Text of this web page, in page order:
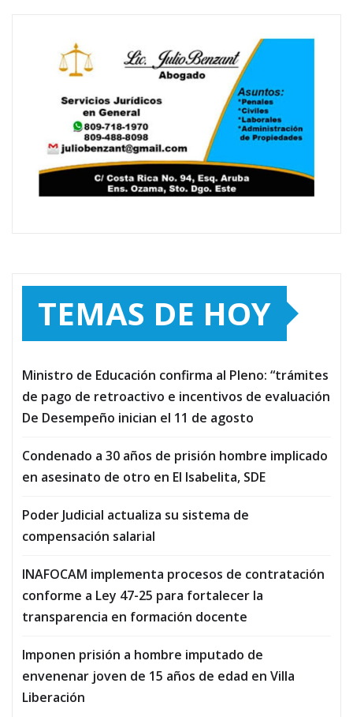
TEMAS DE HOY
Ministro de Educación confirma al Pleno: “trámites
de pago de retroactivo e incentivos de evaluación
De Desempeño inician el 11 de agosto
Condenado a 30 años de prisión hombre implicado
en asesinato de otro en El Isabelita, SDE
Poder Judicial actualiza su sistema de
compensación salarial
INAFOCAM implementa procesos de contratación
conforme a Ley 47-25 para fortalecer la
transparencia en formación docente
Imponen prisión a hombre imputado de
envenenar joven de 15 años de edad en Villa
Liberación